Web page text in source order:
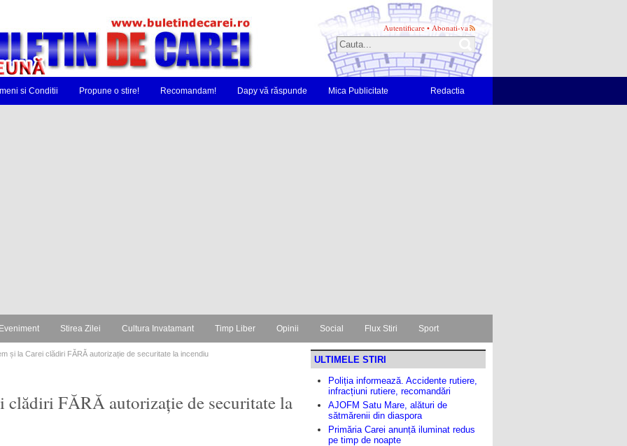
Autentificare • Abonati-va
si Conditii Propune o stire! Recomandam! Dapy vă răspunde Mica Publicitate Redactia
Stirea Zilei Cultura Invatamant Timp Liber Opinii Social Flux Stiri Sport
și la Carei clădiri FĂRĂ autorizație de securitate la incendiu
clădiri FĂRĂ autorizație de securitate la
ULTIMELE STIRI
Poliția informează. Accidente rutiere,
infracțiuni rutiere, recomandări
AJOFM Satu Mare, alături de
sătmărenii din diaspora
Primăria Carei anunță iluminat redus
pe timp de noapte